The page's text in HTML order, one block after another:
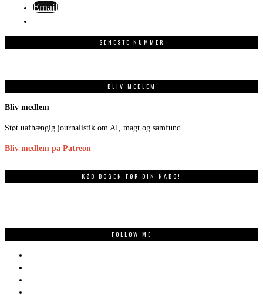
Email
SENESTE NUMMER
BLIV MEDLEM
Bliv medlem
Støt uafhængig journalistik om AI, magt og samfund.
Bliv medlem på Patreon
KØB BOGEN FØR DIN NABO!
FOLLOW ME